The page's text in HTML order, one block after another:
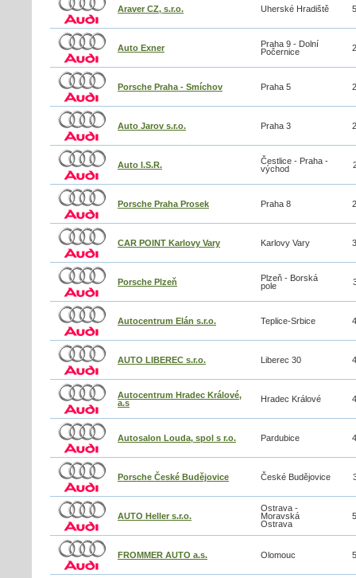
Araver CZ, s.r.o. Uherské Hradiště
Auto Exner
Praha 9 - Dolní
Počernice
Porsche Praha - Smíchov Praha 5
Auto Jarov s.r.o. Praha 3
Auto I.S.R.
Čestlice - Praha -
východ
Porsche Praha Prosek Praha 8
CAR POINT Karlovy Vary Karlovy Vary
Porsche Plzeň
Plzeň - Borská
pole
Autocentrum Elán s.r.o. Teplice-Srbice
AUTO LIBEREC s.r.o. Liberec 30
Autocentrum Hradec Králové,
a.s
Hradec Králové
Autosalon Louda, spol s r.o. Pardubice
Porsche České Budějovice České Budějovice
AUTO Heller s.r.o.
Ostrava -
Moravská
Ostrava
FROMMER AUTO a.s. Olomouc